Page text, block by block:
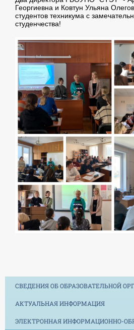
Георгиевна и Ковтун Ульяна
студентов техникума с
студенчества!
СВЕДЕНИЯ ОБ ОБРАЗОВАТЕЛЬНОЙ
АКТУАЛЬНАЯ ИНФОРМАЦИЯ
ЭЛЕКТРОННАЯ ИНФОРМАЦИОННО-